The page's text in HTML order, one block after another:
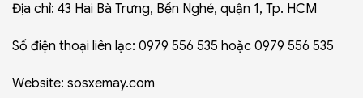
Địa chỉ: 43 Hai Bà Trưng, Bến Nghé, quận 1, Tp. HCM
Số điện thoại liên lạc: 0979 556 535 hoặc 0979 556 535
Website: sosxemay.com